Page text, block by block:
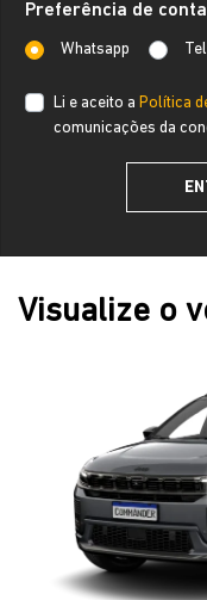
Preferência de
Whatsapp
Li e aceito a Política
comunicações da
Visualize o